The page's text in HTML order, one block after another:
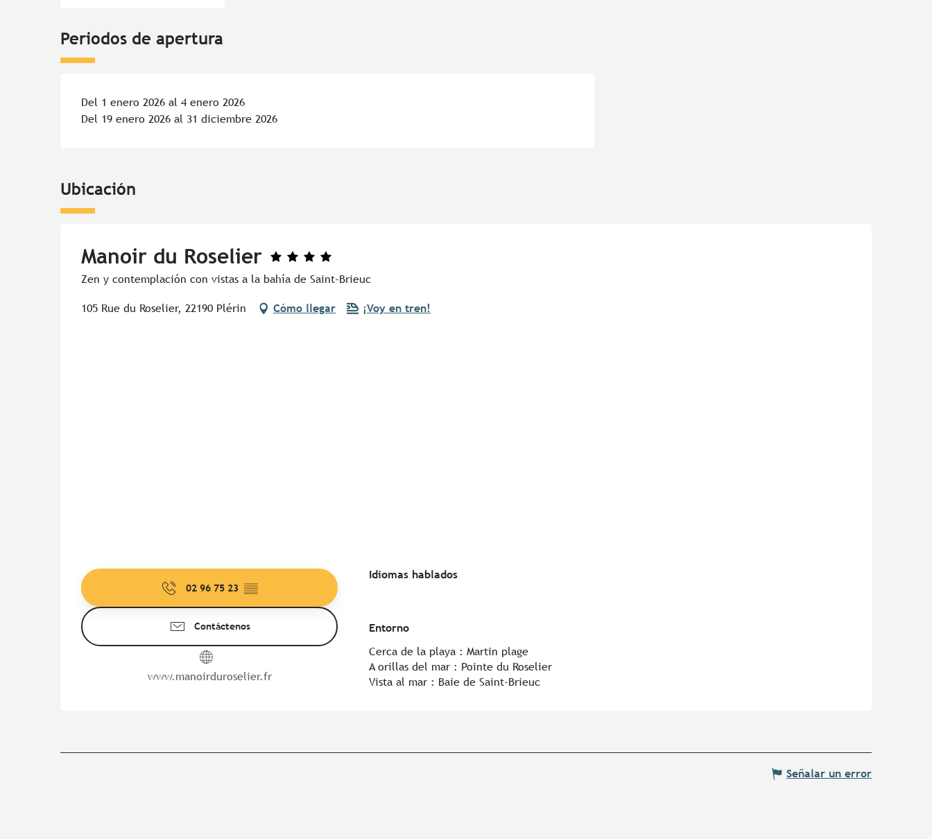
Periodos de apertura
Del 1 enero 2026 al 4 enero 2026
Del 19 enero 2026 al 31 diciembre 2026
Ubicación
Manoir du Roselier
Zen y contemplación con vistas a la bahía de Saint-Brieuc
105 Rue du Roselier, 22190 Plérin Cómo llegar ¡Voy en tren!
02 96 75 23 ▒▒
Contáctenos
www.manoirduroselier.fr
Idiomas hablados
Idiomas hablados
Entorno
Entorno
Cerca de la playa : Martin plage
A orillas del mar : Pointe du Roselier
Vista al mar : Baie de Saint-Brieuc
Señalar un error